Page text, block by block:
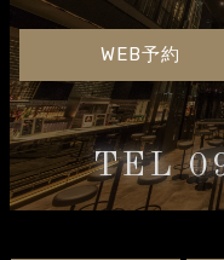
WEB予約
TEL